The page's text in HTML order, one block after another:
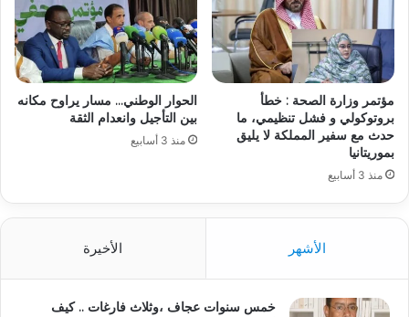
مؤتمر وزارة الصحة : خطأ
بروتوكولي و فشل تنظيمي، ما
حدث مع سفير المملكة لا يليق
بموريتانيا
منذ 3 أسابيع
الحوار الوطني… مسار يراوح مكانه
بين التأجيل وانعدام الثقة
منذ 3 أسابيع
الأشهر الأخيرة
خمس سنوات عجاف ،وثلاث فارغات .. كيف